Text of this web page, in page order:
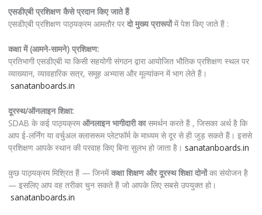
एसडीएबी प्रशिक्षण कैसे प्रदान किए जाते हैं
एसडीएबी प्रशिक्षण पाठ्यक्रम आमतौर पर दो मुख्य प्रारूपोंमें पेश किए जाते हैं :
कक्षा में (आमने-सामने) प्रशिक्षण:
प्रतिभागी एसडीएबी या किसी सहयोगी संगठन द्वारा आयोजित भौतिक प्रशिक्षण स्थल पर
व्याख्यान, व्यावहारिक सत्र, समूह अभ्यास और मूल्यांकन में भाग लेते हैं।
sanatanboards.in
दूरस्थ/ऑनलाइन शिक्षा:
SDAB के कई पाठ्यक्रमऑनलाइन भागीदारी कासमर्थन करते हैं , जिसका अर्थ है कि
आप ई-लर्निंग या वर्चुअल क्लासरूम प्लेटफॉर्म के माध्यम से दूर से ही जुड़ सकते हैं। इससे
प्रशिक्षण आपके स्थान की परवाह किए बिना सुलभ हो जाता है। sanatanboards.in
कुछ पाठ्यक्रम मिश्रित हैं — जिनमेंकक्षा शिक्षण और दूरस्थ शिक्षा दोनोंका संयोजन है
— इसलिए आप वह तरीका चुन सकते हैं जो आपके लिए सबसे उपयुक्त हो।
sanatanboards.in